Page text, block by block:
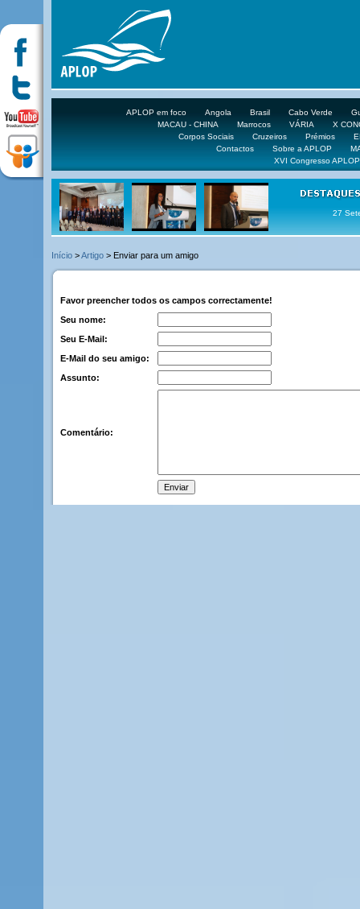
APLOP em foco Angola Brasil Cabo Verde
MACAU - CHINA
Marrocos VÁRIA
X
Corpos Sociais
Cruzeiros Prémios
Contactos
Sobre a APLOP
XVI Congresso APLOP
16 DE
Início >Artigo > Enviar para um amigo
Favor preencher todos os campos correctamente!
Seu nome:
Seu E-Mail:
E-Mail do seu amigo:
Assunto:
Comentário: